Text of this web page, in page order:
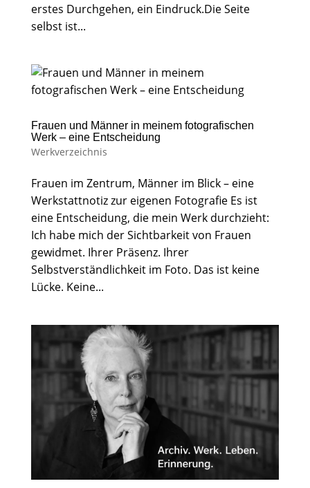
erstes Durchgehen, ein Eindruck.Die Seite
selbst ist...
Frauen und Männer in meinem fotografischen
Werk – eine Entscheidung
Werkverzeichnis
Frauen im Zentrum, Männer im Blick – eine
Werkstattnotiz zur eigenen Fotografie Es ist
eine Entscheidung, die mein Werk durchzieht:
Ich habe mich der Sichtbarkeit von Frauen
gewidmet. Ihrer Präsenz. Ihrer
Selbstverständlichkeit im Foto. Das ist keine
Lücke. Keine...